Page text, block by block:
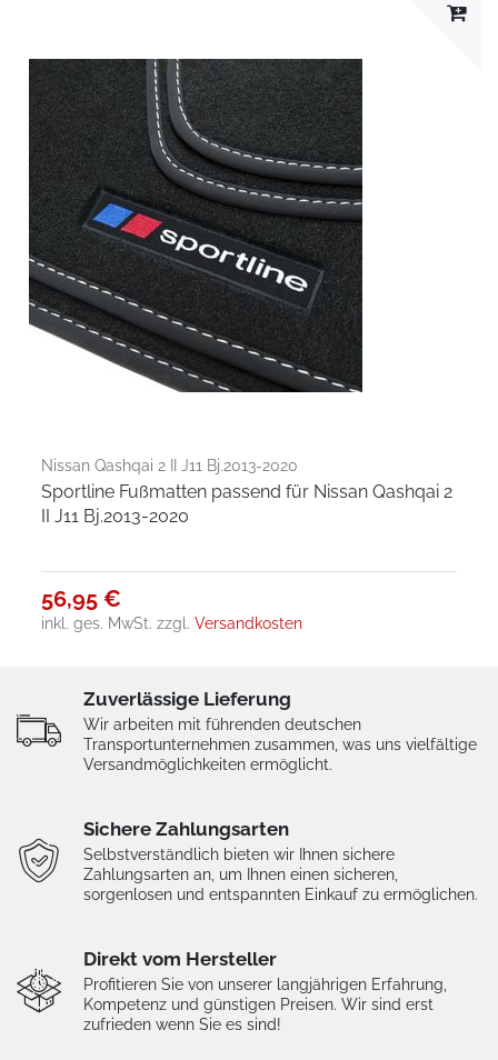
Nissan Qashqai 2 II J11 Bj.2013-2020
Sportline Fußmatten passend für Nissan Qashqai 2
II J11 Bj.2013-2020
56,95 €
inkl. ges. MwSt. zzgl.Versandkosten
Zuverlässige Lieferung
Wir arbeiten mit führenden deutschen
Transportunternehmen zusammen, was uns vielfältige
Versandmöglichkeiten ermöglicht.
Sichere Zahlungsarten
Selbstverständlich bieten wir Ihnen sichere
Zahlungsarten an, um Ihnen einen sicheren,
sorgenlosen und entspannten Einkauf zu ermöglichen.
Direkt vom Hersteller
Profitieren Sie von unserer langjährigen Erfahrung,
Kompetenz und günstigen Preisen. Wir sind erst
zufrieden wenn Sie es sind!